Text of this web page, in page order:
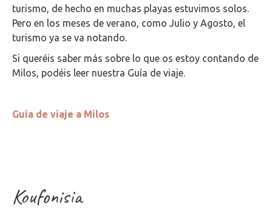
turismo, de hecho en muchas playas estuvimos solos.
Pero en los meses de verano, como Julio y Agosto, el
turismo ya se va notando.
Si queréis saber más sobre lo que os estoy contando de
Milos, podéis leer nuestra Guía de viaje.
Guía de viaje a Milos
Koufonisia